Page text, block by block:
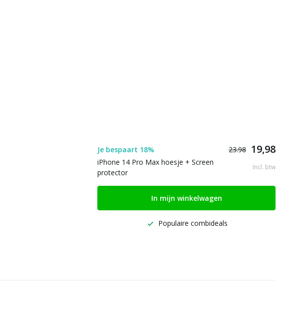
Je bespaart 18% 23.98 19,98
iPhone 14 Pro Max hoesje + Screen
protector
Incl. btw
In mijn winkelwagen
Populaire combideals